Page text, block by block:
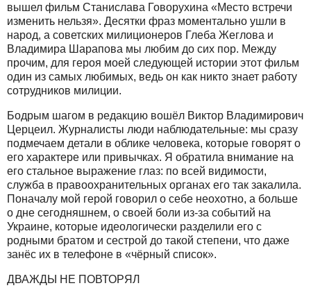
вышел фильм Станислава Говорухина «Место встречи
изменить нельзя». Десятки фраз моментально ушли в
народ, а советских милиционеров Глеба Жеглова и
Владимира Шарапова мы любим до сих пор. Между
прочим, для героя моей следующей истории этот фильм
один из самых любимых, ведь он как никто знает работу
сотрудников милиции.
Бодрым шагом в редакцию вошёл Виктор Владимирович
Церцеил. Журналисты люди наблюдательные: мы сразу
подмечаем детали в облике человека, которые говорят о
его характере или привычках. Я обратила внимание на
его стальное выражение глаз: по всей видимости,
служба в правоохранительных органах его так закалила.
Поначалу мой герой говорил о себе неохотно, а больше
о дне сегодняшнем, о своей боли из-за событий на
Украине, которые идеологически разделили его с
родными братом и сестрой до такой степени, что даже
занёс их в телефоне в «чёрный список».
ДВАЖДЫ НЕ ПОВТОРЯЛ